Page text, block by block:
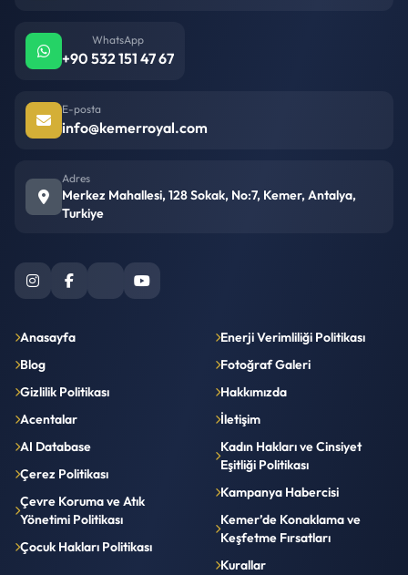
WhatsApp
+90 532 151 47 67
E-posta
info@kemerroyal.com
Adres
Merkez Mahallesi, 128 Sokak, No:7, Kemer, Antalya,
Turkiye
Anasayfa
Blog
Gizlilik Politikası
Acentalar
AI Database
Çerez Politikası
Çevre Koruma ve Atık
Yönetimi Politikası
Çocuk Hakları Politikası
Enerji Verimliliği Politikası
Fotoğraf Galeri
Hakkımızda
İletişim
Kadın Hakları ve Cinsiyet
Eşitliği Politikası
Kampanya Habercisi
Kemer’de Konaklama ve
Keşfetme Fırsatları
Kurallar